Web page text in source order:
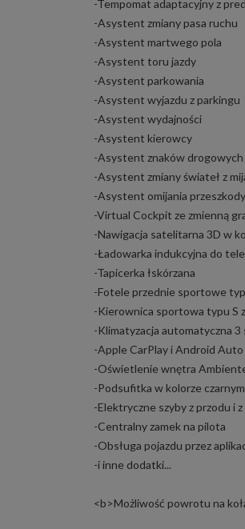
-Tempomat adaptacyjny z
-Asystent zmiany pasa ruchu
-Asystent martwego pola
-Asystent toru jazdy
-Asystent parkowania
-Asystent wyjazdu z parkingu
-Asystent wydajności
-Asystent kierowcy
-Asystent znaków drogowych
-Asystent zmiany świateł z
-Asystent omijania przeszkody
-Virtual Cockpit ze zmienną
-Nawigacja satelitarna 3D w
-Ładowarka indukcyjna do
-Tapicerka łskórzana
-Fotele przednie sportowe
-Kierownica sportowa typu S
-Klimatyzacja automatyczna
-Apple CarPlay i Android Auto
-Oświetlenie wnętra
-Podsufitka w kolorze czarnym
-Elektryczne szyby z przodu i z
-Centralny zamek na pilota
-Obsługa pojazdu przez
-i inne dodatki...
<b>Możliwość powrotu na